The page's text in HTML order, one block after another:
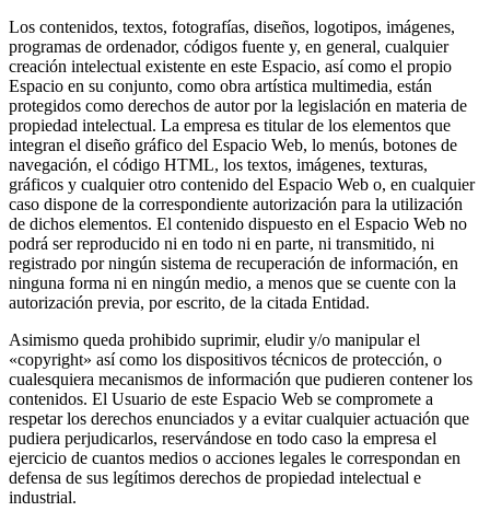
Los contenidos, textos, fotografías, diseños, logotipos, imágenes,
programas de ordenador, códigos fuente y, en general, cualquier
creación intelectual existente en este Espacio, así como el propio
Espacio en su conjunto, como obra artística multimedia, están
protegidos como derechos de autor por la legislación en materia de
propiedad intelectual. La empresa es titular de los elementos que
integran el diseño gráfico del Espacio Web, lo menús, botones de
navegación, el código HTML, los textos, imágenes, texturas,
gráficos y cualquier otro contenido del Espacio Web o, en cualquier
caso dispone de la correspondiente autorización para la utilización
de dichos elementos. El contenido dispuesto en el Espacio Web no
podrá ser reproducido ni en todo ni en parte, ni transmitido, ni
registrado por ningún sistema de recuperación de información, en
ninguna forma ni en ningún medio, a menos que se cuente con la
autorización previa, por escrito, de la citada Entidad.
Asimismo queda prohibido suprimir, eludir y/o manipular el
«copyright» así como los dispositivos técnicos de protección, o
cualesquiera mecanismos de información que pudieren contener los
contenidos. El Usuario de este Espacio Web se compromete a
respetar los derechos enunciados y a evitar cualquier actuación que
pudiera perjudicarlos, reservándose en todo caso la empresa el
ejercicio de cuantos medios o acciones legales le correspondan en
defensa de sus legítimos derechos de propiedad intelectual e
industrial.